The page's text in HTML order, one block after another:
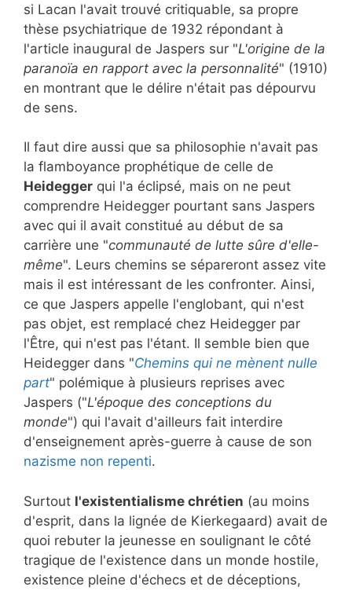
si Lacan l'avait trouvé critiquable, sa propre
thèse psychiatrique de 1932 répondant à
l'article inaugural de Jaspers sur "L'origine de la
paranoïa en rapport avec la personnalité" (1910)
en montrant que le délire n'était pas dépourvu
de sens.
Il faut dire aussi que sa philosophie n'avait pas
la flamboyance prophétique de celle de
Heidegger qui l'a éclipsé, mais on ne peut
comprendre Heidegger pourtant sans Jaspers
avec qui il avait constitué au début de sa
carrière une "communauté de lutte sûre d'elle-
même". Leurs chemins se sépareront assez vite
mais il est intéressant de les confronter. Ainsi,
ce que Jaspers appelle l'englobant, qui n'est
pas objet, est remplacé chez Heidegger par
l'Être, qui n'est pas l'étant. Il semble bien que
Heidegger dans "Chemins qui ne mènent nulle
part" polémique à plusieurs reprises avec
Jaspers ("L'époque des conceptions du
monde") qui l'avait d'ailleurs fait interdire
d'enseignement après-guerre à cause de son
nazisme non repenti.
Surtout l'existentialisme chrétien (au moins
d'esprit, dans la lignée de Kierkegaard) avait de
quoi rebuter la jeunesse en soulignant le côté
tragique de l'existence dans un monde hostile,
existence pleine d'échecs et de déceptions,